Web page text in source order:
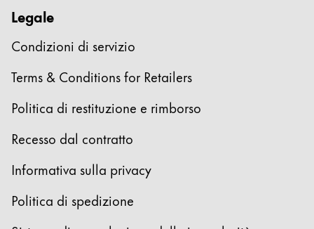
Informazioni sul tuo ordine
IT/IT
Globale
La regione globale copre i paesi in cui Lamy non
Europa
Questa regione elenca i paesi con le lingue che
Greece
Ελληνικά
Poland
RegistratiRegistrati
Legale
Condizioni di servizio
Terms & Conditions for Retailers
Politica di restituzione e rimborso
Recesso dal contratto
Informativa sulla privacy
Politica di spedizione